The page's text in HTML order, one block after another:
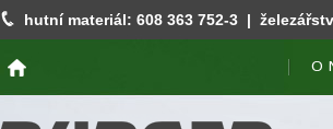
hutní materiál: 608 363 752-3 |
O